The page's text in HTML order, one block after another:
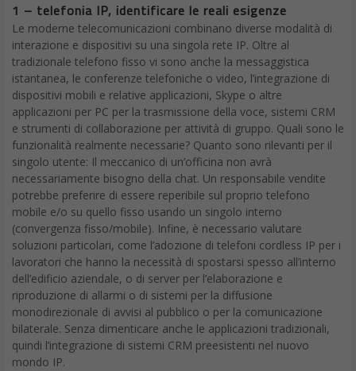
1 – telefonia IP, identificare le reali esigenze
Le moderne telecomunicazioni combinano diverse modalità di
interazione e dispositivi su una singola rete IP. Oltre al
tradizionale telefono fisso vi sono anche la messaggistica
istantanea, le conferenze telefoniche o video, l’integrazione di
dispositivi mobili e relative applicazioni, Skype o altre
applicazioni per PC per la trasmissione della voce, sistemi CRM
e strumenti di collaborazione per attività di gruppo. Quali sono le
funzionalità realmente necessarie? Quanto sono rilevanti per il
singolo utente: Il meccanico di un’officina non avrà
necessariamente bisogno della chat. Un responsabile vendite
potrebbe preferire di essere reperibile sul proprio telefono
mobile e/o su quello fisso usando un singolo interno
(convergenza fisso/mobile). Infine, è necessario valutare
soluzioni particolari, come l’adozione di telefoni cordless IP per i
lavoratori che hanno la necessità di spostarsi spesso all’interno
dell’edificio aziendale, o di server per l’elaborazione e
riproduzione di allarmi o di sistemi per la diffusione
monodirezionale di avvisi al pubblico o per la comunicazione
bilaterale. Senza dimenticare anche le applicazioni tradizionali,
quindi l’integrazione di sistemi CRM preesistenti nel nuovo
mondo IP.